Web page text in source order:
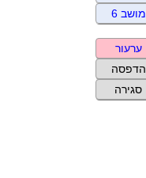
מושב 6
ערעור
הדפסה
סגירה